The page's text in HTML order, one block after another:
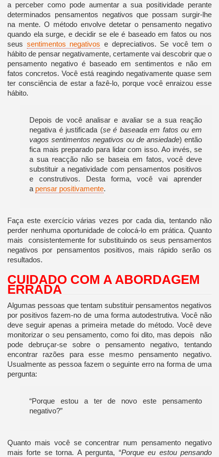
a perceber como pode aumentar a sua positividade perante
determinados pensamentos negativos que possam surgir-lhe
na mente. O método envolve detetar o pensamento negativo
quando ela surge, e decidir se ele é baseado em fatos ou nos
seus sentimentos negativos e depreciativos. Se você tem o
hábito de pensar negativamente, certamente vai descobrir que o
pensamento negativo é baseado em sentimentos e não em
fatos concretos. Você está reagindo negativamente quase sem
ter consciência de estar a fazê-lo, porque você enraizou esse
hábito.
Depois de você analisar e avaliar se a sua reação
negativa é justificada (se é baseada em fatos ou em
vagos sentimentos negativos ou de ansiedade) então
fica mais preparado para lidar com isso. Ao invés, se
a sua reacção não se baseia em fatos, você deve
substituir a negatividade com pensamentos positivos
e construtivos. Desta forma, você vai aprender
a pensar positivamente.
Faça este exercício várias vezes por cada dia, tentando não
perder nenhuma oportunidade de colocá-lo em prática. Quanto
mais consistentemente for substituindo os seus pensamentos
negativos por pensamentos positivos, mais rápido serão os
resultados.
CUIDADO COM A ABORDAGEM
ERRADA
Algumas pessoas que tentam substituir pensamentos negativos
por positivos fazem-no de uma forma autodestrutiva. Você não
deve seguir apenas a primeira metade do método. Você deve
monitorizar o seu pensamento, como foi dito, mas depois não
pode debruçar-se sobre o pensamento negativo, tentando
encontrar razões para esse mesmo pensamento negativo.
Usualmente as pessoa fazem o seguinte erro na forma de uma
pergunta:
“Porque estou a ter de novo este pensamento
negativo?”
Quanto mais você se concentrar num pensamento negativo
mais forte se torna. A pergunta, “Porque eu estou pensando